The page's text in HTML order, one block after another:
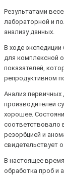
Результатами
лабораторной и
анализу данных.
В ходе
для комплексной
показателей,
репродуктивном
Анализ первичных
производителей
хорошее.
соответствовало
резорбцией и
свидетельствует
В настоящее
обработка проб и